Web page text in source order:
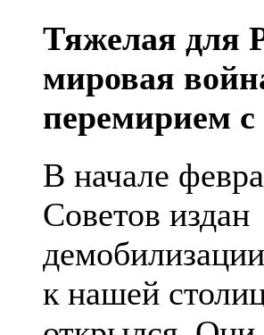
Тяжелая для
мировая
перемирием
В начале
Советов издан
к нашей